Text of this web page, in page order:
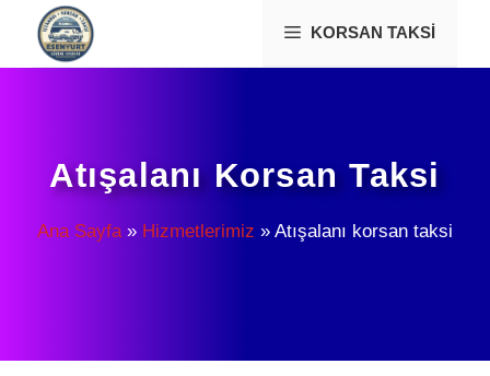
İçeriğe
KORSAN TAKSI
Atışalanı Korsan Taksi
Ana Sayfa» Hizmetlerimiz » Atışalanı korsan taksi